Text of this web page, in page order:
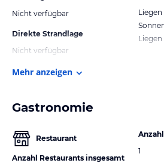
Nicht verfügbar
Direkte Strandlage
Nicht verfügbar
Mehr anzeigen
Gastronomie
Restaurant
Anzahl Restaurants insgesamt
1